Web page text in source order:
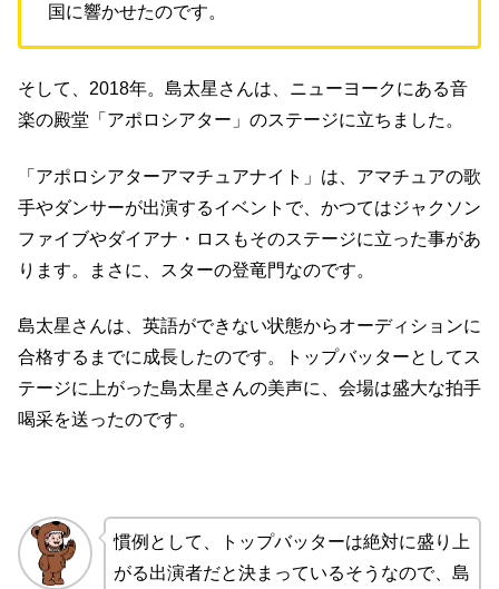
国に響かせたのです。
そして、2018年。島太星さんは、ニューヨークにある音
楽の殿堂「アポロシアター」のステージに立ちました。
「アポロシアターアマチュアナイト」は、アマチュアの歌
手やダンサーが出演するイベントで、かつてはジャクソン
ファイブやダイアナ・ロスもそのステージに立った事があ
ります。まさに、スターの登竜門なのです。
島太星さんは、英語ができない状態からオーディションに
合格するまでに成長したのです。トップバッターとしてス
テージに上がった島太星さんの美声に、会場は盛大な拍手
喝采を送ったのです。
慣例として、トップバッターは絶対に盛り上
がる出演者だと決まっているそうなので、島